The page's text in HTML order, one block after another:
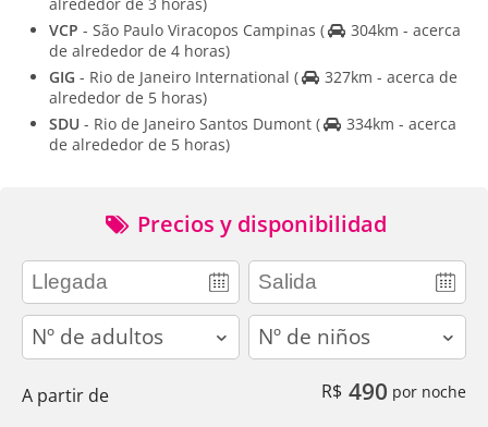
VCP - São Paulo Viracopos Campinas (
304km - acerca
de alrededor de 4 horas)
GIG - Rio de Janeiro International (
327km - acerca de
alrededor de 5 horas)
SDU - Rio de Janeiro Santos Dumont (
334km - acerca
de alrededor de 5 horas)
Precios y disponibilidad
adults children
A partir de R$ 490 por noche